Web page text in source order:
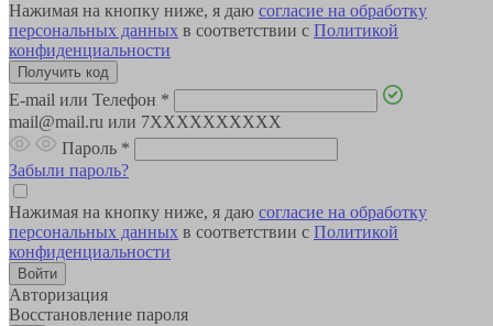
Нажимая на кнопку ниже, я даю согласие на обработку
персональных данных в соответствии с Политикой
конфиденциальности
E-mail или Телефон *
mail@mail.ru или 7XXXXXXXXXX
Пароль *
Забыли пароль?
Нажимая на кнопку ниже, я даю согласие на обработку
персональных данных в соответствии с Политикой
конфиденциальности
Авторизация
Восстановление пароля